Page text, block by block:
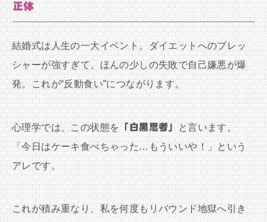
正体
結婚式は人生の一大イベント。ダイエットへのプレッ
シャーが強すぎて、ほんの少しの失敗で自己嫌悪が爆
発。これが“反動食い”につながります。
心理学では、この状態を 「白黒思考」
と言います。
「今日はケーキ食べちゃった…もういいや！」という
アレです。
これが積み重なり、私を何度もリバウンド地獄へ引き